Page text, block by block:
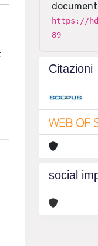
https://
89
Citazioni
social